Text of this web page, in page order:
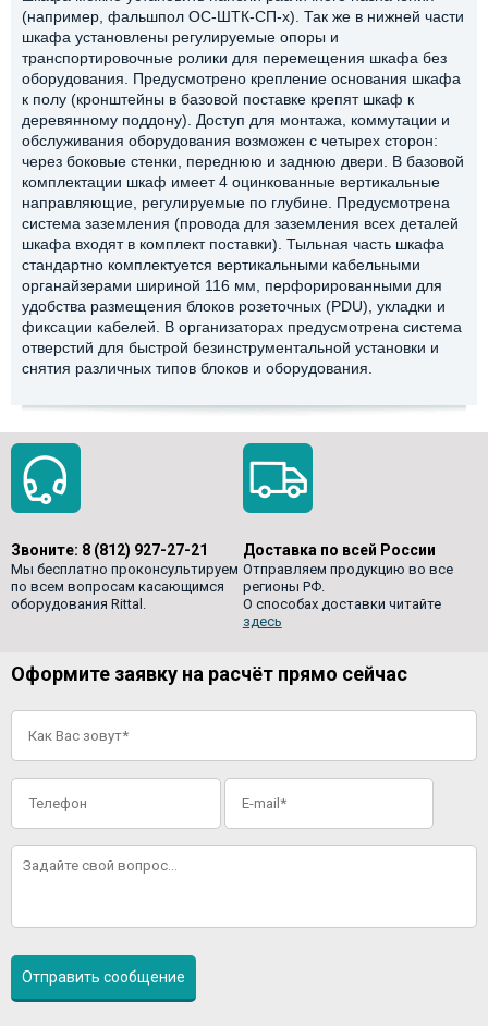
(например, фальшпол ОС-ШТК-СП-х). Так же в нижней части
шкафа установлены регулируемые опоры и
транспортировочные ролики для перемещения шкафа без
оборудования. Предусмотрено крепление основания шкафа
к полу (кронштейны в базовой поставке крепят шкаф к
деревянному поддону). Доступ для монтажа, коммутации и
обслуживания оборудования возможен с четырех сторон:
через боковые стенки, переднюю и заднюю двери. В базовой
комплектации шкаф имеет 4 оцинкованные вертикальные
направляющие, регулируемые по глубине. Предусмотрена
система заземления (провода для заземления всех деталей
шкафа входят в комплект поставки). Тыльная часть шкафа
стандартно комплектуется вертикальными кабельными
органайзерами шириной 116 мм, перфорированными для
удобства размещения блоков розеточных (PDU), укладки и
фиксации кабелей. В организаторах предусмотрена система
отверстий для быстрой безинструментальной установки и
снятия различных типов блоков и оборудования.
Звоните: 8 (812) 927-27-21
Мы бесплатно проконсультируем
по всем вопросам касающимся
оборудования Rittal.
Доставка по всей России
Отправляем продукцию во все
регионы РФ.
О способах доставки читайте
здесь
Оформите заявку на расчёт прямо сейчас